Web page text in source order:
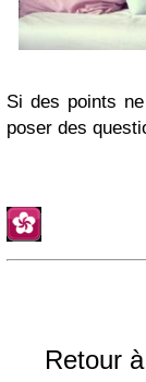
Si des points
poser des
Retour